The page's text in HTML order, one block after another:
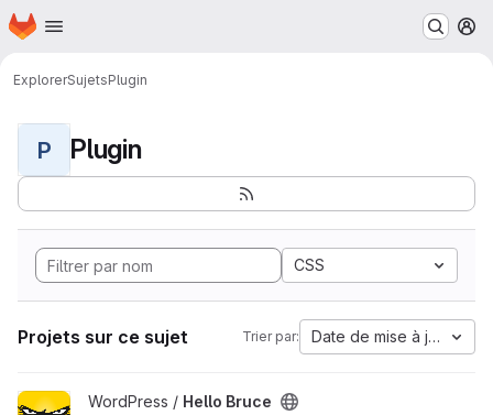
Passer au contenu principal
Page d'accueil
ExplorerSujetsPlugin
P Plugin
CSS
Projets sur ce sujet Trier par: Date de mise à jour
Afficher le projet Hello Bruce
WordPress / Hello Bruce